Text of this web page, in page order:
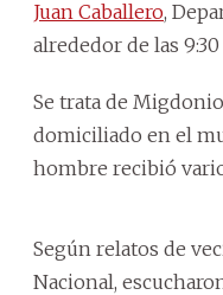
Juan Caballero,
alrededor de las
Se trata de
domiciliado en el
hombre recibió
Según relatos de
Nacional,